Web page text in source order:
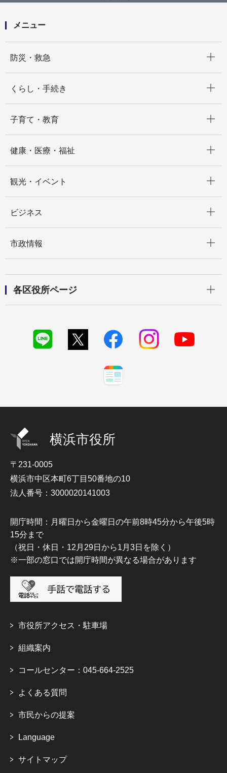
メニュー
防災・救急
くらし・手続き
子育て・教育
健康・医療・福祉
観光・イベント
ビジネス
市政情報
各区役所ページ
横浜市役所
〒231-0005
横浜市中区本町6丁目50番地の10
法人番号：3000020141003
開庁時間：月曜日から金曜日の午前8時45分から午後5時
15分まで
（祝日・休日・12月29日から1月3日を除く）
※一部の窓口では開庁時間が異なる場合があります
市役所アクセス・駐車場
組織案内
コールセンター：045-664-2525
よくある質問
市民からの提案
Language
サイトマップ